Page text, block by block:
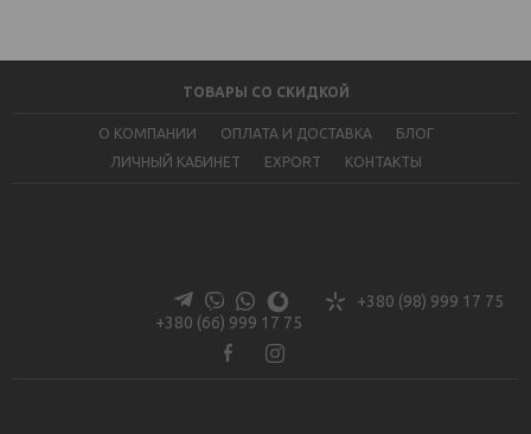
О КОМПАНИИ ОПЛАТА И ДОСТАВКА
БЛОГ
ЛИЧНЫЙ КАБИНЕТ
EXPORT КОНТАКТЫ
ТОВАРЫ СО СКИДКОЙ
+380 (66) 999 17 75
+380 (98) 999 17 75